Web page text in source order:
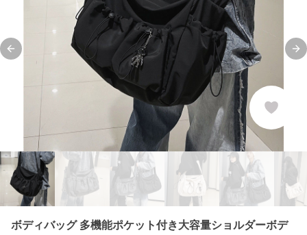
Previous slide
ボディバッグ 多機能ポケット付き大容量ショルダーボデ